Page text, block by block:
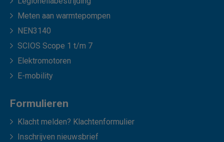
Meten aan warmtepompen
NEN3140
SCIOS Scope 1 t/m 7
Elektromotoren
E-mobility
Formulieren
Klacht melden? Klachtenformulier
Inschrijven nieuwsbrief